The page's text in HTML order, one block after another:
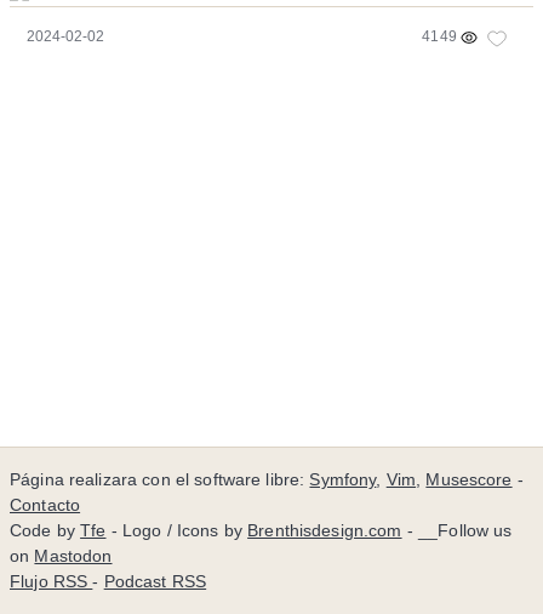
2024-02-02 4149
Página realizara con el software libre:Symfony, Vim, Musescore -
Contacto
Code byTfe - Logo / Icons by Brenthisdesign.com - __Follow us
on Mastodon
Flujo RSS- Podcast RSS